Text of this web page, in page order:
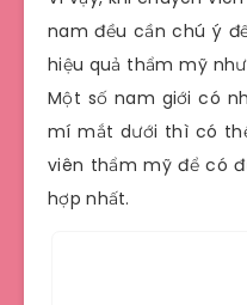
nam đều cần chú ý
hiệu quả thẩm mỹ
Một số nam giới có
mí mắt dưới thì có
viên thẩm mỹ để có
hợp nhất.